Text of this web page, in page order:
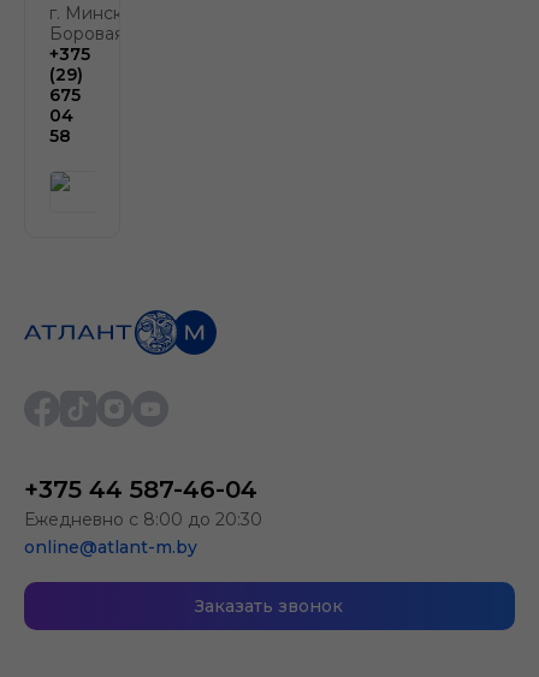
г. Минск, д.
Боровая, д. 2
+375
(29)
675
04
58
+375 44 587-46-04
Ежедневно с 8:00 до 20:30
online@atlant-m.by
Заказать звонок